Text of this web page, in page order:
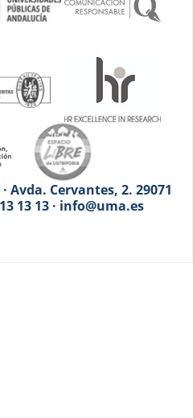
Avda. Cervantes, 2. 29071
13 13 · info@uma.es